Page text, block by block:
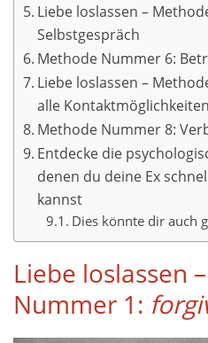
Liebe loslassen –
Selbstgespräch
Methode Nummer 6:
Liebe loslassen –
alle Kontaktmöglichkeiten
Methode Nummer 8:
Entdecke die
denen du deine Ex
kannst
Dies könnte dir auch
Liebe loslassen
Nummer 1: